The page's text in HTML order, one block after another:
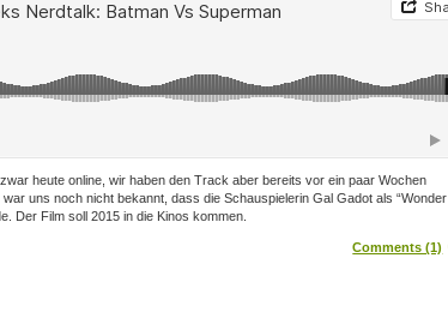
heute online, wir haben den Track aber bereits vor ein paar Wochen
uns noch nicht bekannt, dass die Schauspielerin Gal Gadot als “Wonder
Der Film soll 2015 in die Kinos kommen.
Comments (1)